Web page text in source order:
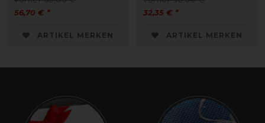
56,70 € *
ARTIKEL MERKEN
32,35 € *
ARTIKEL MERKEN